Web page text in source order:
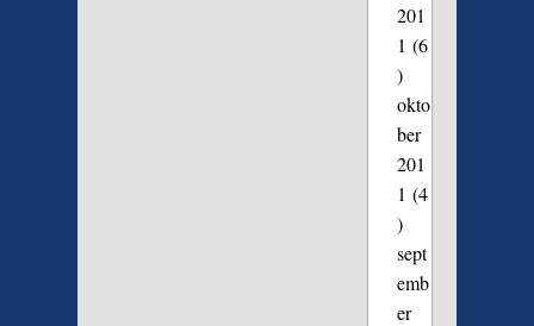
201
1 (6
)
okto
ber
201
1 (4
)
sept
emb
er